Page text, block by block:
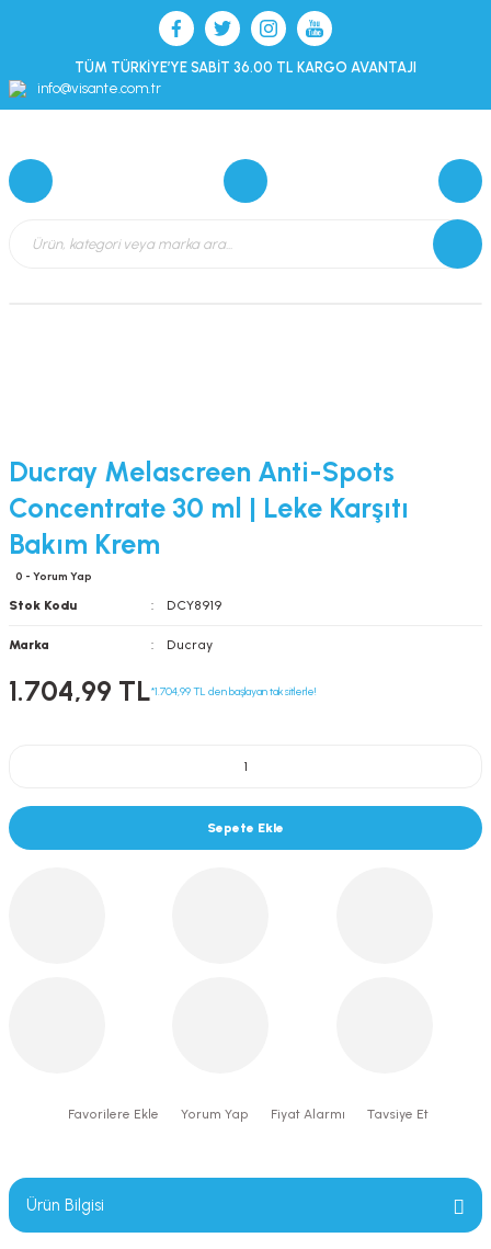
TÜM TÜRKİYE’YE SABİT 36.00 TL KARGO AVANTAJI
info@visante.com.tr
Ducray Melascreen Anti-Spots
Concentrate 30 ml | Leke Karşıtı
Bakım Krem
0 - Yorum Yap
Stok Kodu DCY8919
Marka Ducray
1.704,99 TL*1.704,99 TL den başlayan taksitlerle!
Sepete Ekle
Yorum Yap Fiyat Alarmı Tavsiye Et
Ürün Bilgisi